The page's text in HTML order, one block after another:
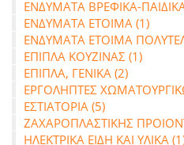
ΕΝΔΥΜΑΤΑ ΒΡΕΦΙΚΑ-
ΕΝΔΥΜΑΤΑ ΕΤΟΙΜΑ (1)
ΕΝΔΥΜΑΤΑ ΕΤΟΙΜΑ
ΕΠΙΠΛΑ ΚΟΥΖΙΝΑΣ (1)
ΕΠΙΠΛΑ, ΓΕΝΙΚΑ (2)
ΕΡΓΟΛΗΠΤΕΣ
ΕΣΤΙΑΤΟΡΙΑ (5)
ΖΑΧΑΡΟΠΛΑΣΤΙΚΗΣ
ΗΛΕΚΤΡΙΚΑ ΕΙΔΗ ΚΑΙ ΥΛΙΚΑ